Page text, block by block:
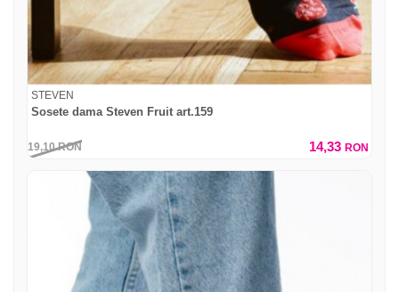
STEVEN
Sosete dama Steven Fruit art.159
19,10RON 14,33 RON